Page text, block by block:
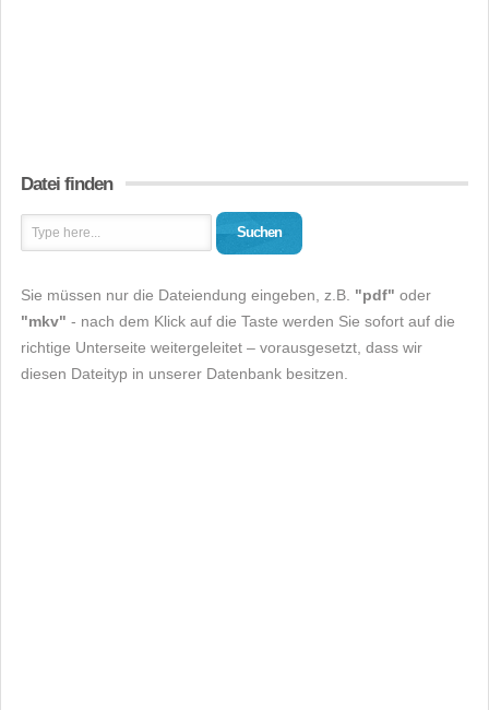
Datei finden
Suchen
Sie müssen nur die Dateiendung eingeben, z.B. "pdf" oder
"mkv" - nach dem Klick auf die Taste werden Sie sofort auf die
richtige Unterseite weitergeleitet – vorausgesetzt, dass wir
diesen Dateityp in unserer Datenbank besitzen.